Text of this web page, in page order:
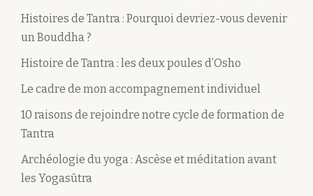
Histoires de Tantra : Pourquoi devriez-vous devenir
un Bouddha ?
Histoire de Tantra : les deux poules d’Osho
Le cadre de mon accompagnement individuel
10 raisons de rejoindre notre cycle de formation de
Tantra
Archéologie du yoga : Ascèse et méditation avant
les Yogasūtra